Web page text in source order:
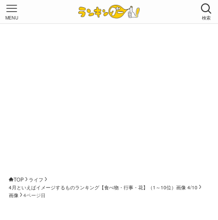
検索
MENU
TOP
ライフ
4月といえばイメージするものランキング【食べ物・行事・花】（1～10位）画像 4/10
画像
4ページ目